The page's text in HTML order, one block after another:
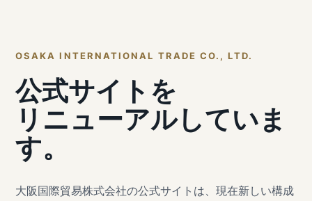
OSAKA INTERNATIONAL TRADE CO., LTD.
公式サイトを
リニューアルしていま
す。
大阪国際貿易株式会社の公式サイトは、現在新しい構成